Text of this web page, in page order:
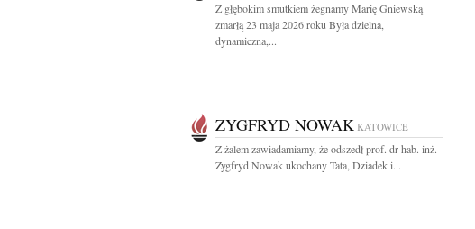
Z głębokim smutkiem żegnamy Marię Gniewską
zmarłą 23 maja 2026 roku Była dzielna,
dynamiczna,...
ZYGFRYD NOWAK KATOWICE
Z żalem zawiadamiamy, że odszedł prof. dr hab. inż.
Zygfryd Nowak ukochany Tata, Dziadek i...